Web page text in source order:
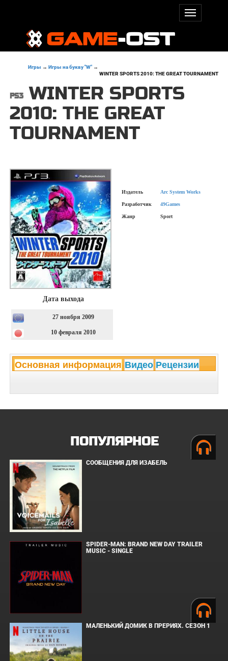
Игры → Игры на букву "W"→
WINTER SPORTS 2010: THE GREAT TOURNAMENT
WINTER SPORTS
2010: THE GREAT
TOURNAMENT
Дата выхода
27 ноября 2009
10 февраля 2010
Издатель Arc System Works
Разработчик 49Games
Жанр Sport
Основная информация Видео Рецензии
ПОПУЛЯРНОЕ
СООБЩЕНИЯ ДЛЯ ИЗАБЕЛЬ
SPIDER-MAN: BRAND NEW DAY TRAILER
MUSIC - SINGLE
МАЛЕНЬКИЙ ДОМИК В ПРЕРИЯХ. СЕЗОН 1